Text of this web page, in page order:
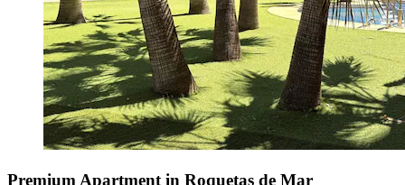
Premium Apartment in Roquetas de Mar